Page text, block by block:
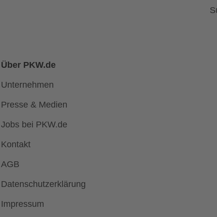
Über PKW.de
Unternehmen
Presse & Medien
Jobs bei PKW.de
Kontakt
AGB
Datenschutzerklärung
Impressum